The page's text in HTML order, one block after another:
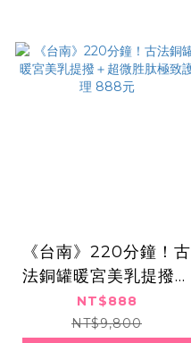
《台南》220分鐘！古
法銅罐暖宮美乳提撥＋
超微胜肽極致護理 88
8元
NT$888
NT$9,800